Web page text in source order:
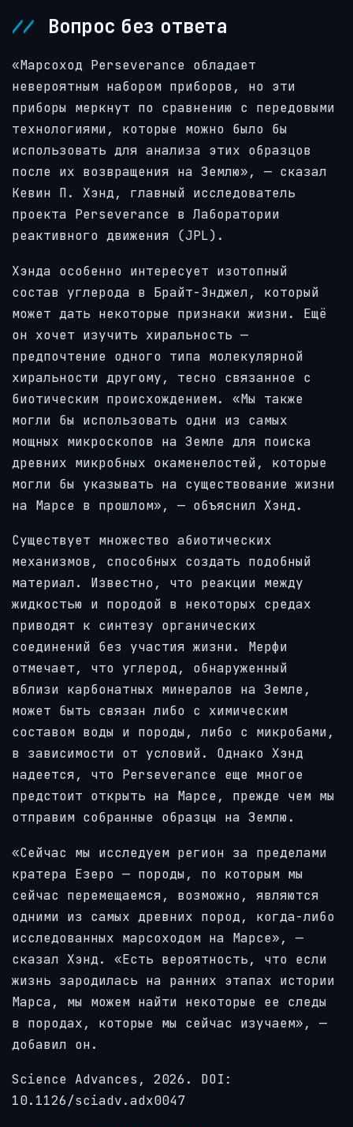
Вопрос без ответа
«Марсоход Perseverance обладает
невероятным набором приборов, но эти
приборы меркнут по сравнению с передовыми
технологиями, которые можно было бы
использовать для анализа этих образцов
после их возвращения на Землю», — сказал
Кевин П. Хэнд, главный исследователь
проекта Perseverance в Лаборатории
реактивного движения (JPL).
Хэнда особенно интересует изотопный
состав углерода в Брайт-Энджел, который
может дать некоторые признаки жизни. Ещё
он хочет изучить хиральность —
предпочтение одного типа молекулярной
хиральности другому, тесно связанное с
биотическим происхождением. «Мы также
могли бы использовать одни из самых
мощных микроскопов на Земле для поиска
древних микробных окаменелостей, которые
могли бы указывать на существование жизни
на Марсе в прошлом», — объяснил Хэнд.
Существует множество абиотических
механизмов, способных создать подобный
материал. Известно, что реакции между
жидкостью и породой в некоторых средах
приводят к синтезу органических
соединений без участия жизни. Мерфи
отмечает, что углерод, обнаруженный
вблизи карбонатных минералов на Земле,
может быть связан либо с химическим
составом воды и породы, либо с микробами,
в зависимости от условий. Однако Хэнд
надеется, что Perseverance еще многое
предстоит открыть на Марсе, прежде чем мы
отправим собранные образцы на Землю.
«Сейчас мы исследуем регион за пределами
кратера Езеро — породы, по которым мы
сейчас перемещаемся, возможно, являются
одними из самых древних пород, когда-либо
исследованных марсоходом на Марсе», —
сказал Хэнд. «Есть вероятность, что если
жизнь зародилась на ранних этапах истории
Марса, мы можем найти некоторые ее следы
в породах, которые мы сейчас изучаем», —
добавил он.
Science Advances, 2026. DOI:
10.1126/sciadv.adx0047